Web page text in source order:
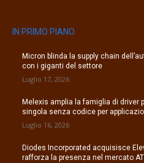
IN PRIMO PIANO
Micron blinda la supply chain
con i giganti del settore
Luglio 17, 2026
Melexis amplia la famiglia di driver
singola senza codice per
Luglio 16, 2026
Diodes Incorporated acquisisce
rafforza la presenza nel mercato